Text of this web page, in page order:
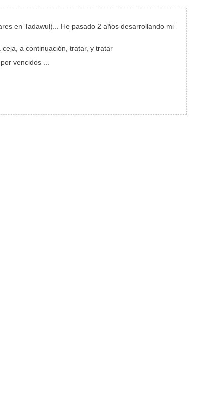
en Tadawul)... He pasado 2 años desarrollando mi
a continuación, tratar, y tratar
vencidos ...